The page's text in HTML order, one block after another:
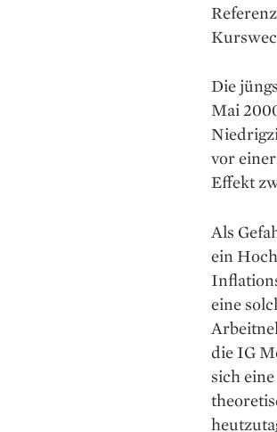
Die
Mai
vor
Effekt
Als
ein
eine
die IG
sich